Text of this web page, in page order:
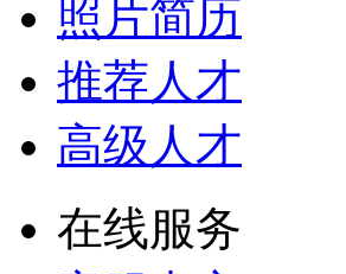
照片简历
推荐人才
高级人才
在线服务